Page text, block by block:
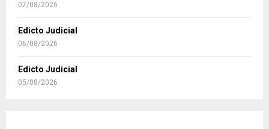
07/08/2026
Edicto Judicial
06/08/2026
Edicto Judicial
05/08/2026